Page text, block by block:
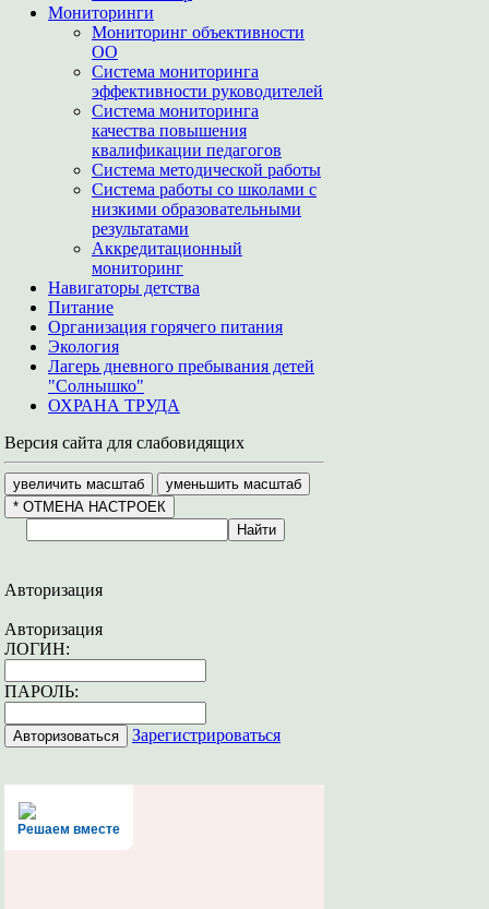
Мониторинги
Мониторинг объективности
ОО
Система мониторинга
эффективности руководителей
Система мониторинга
качества повышения
квалификации педагогов
Система методической работы
Система работы со школами с
низкими образовательными
результатами
Аккредитационный
мониторинг
Навигаторы детства
Питание
Организация горячего питания
Экология
Лагерь дневного пребывания детей
"Солнышко"
ОХРАНА ТРУДА
Версия сайта для слабовидящих
Авторизация
Авторизация
ЛОГИН:
ПАРОЛЬ:
Зарегистрироваться
Решаем вместе